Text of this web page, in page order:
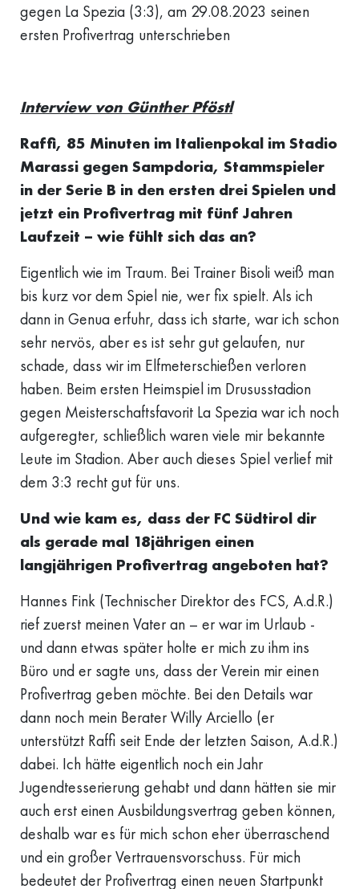
gegen La Spezia (3:3), am 29.08.2023 seinen
ersten Profivertrag unterschrieben
Interview von Günther Pföstl
Raffi, 85 Minuten im Italienpokal im Stadio
Marassi gegen Sampdoria, Stammspieler
in der Serie B in den ersten drei Spielen und
jetzt ein Profivertrag mit fünf Jahren
Laufzeit – wie fühlt sich das an?
Eigentlich wie im Traum. Bei Trainer Bisoli weiß man
bis kurz vor dem Spiel nie, wer fix spielt. Als ich
dann in Genua erfuhr, dass ich starte, war ich schon
sehr nervös, aber es ist sehr gut gelaufen, nur
schade, dass wir im Elfmeterschießen verloren
haben. Beim ersten Heimspiel im Drususstadion
gegen Meisterschaftsfavorit La Spezia war ich noch
aufgeregter, schließlich waren viele mir bekannte
Leute im Stadion. Aber auch dieses Spiel verlief mit
dem 3:3 recht gut für uns.
Und wie kam es, dass der FC Südtirol dir
als gerade mal 18jährigen einen
langjährigen Profivertrag angeboten hat?
Hannes Fink (Technischer Direktor des FCS, A.d.R.)
rief zuerst meinen Vater an – er war im Urlaub -
und dann etwas später holte er mich zu ihm ins
Büro und er sagte uns, dass der Verein mir einen
Profivertrag geben möchte. Bei den Details war
dann noch mein Berater Willy Arciello (er
unterstützt Raffi seit Ende der letzten Saison, A.d.R.)
dabei. Ich hätte eigentlich noch ein Jahr
Jugendtesserierung gehabt und dann hätten sie mir
auch erst einen Ausbildungsvertrag geben können,
deshalb war es für mich schon eher überraschend
und ein großer Vertrauensvorschuss. Für mich
bedeutet der Profivertrag einen neuen Startpunkt